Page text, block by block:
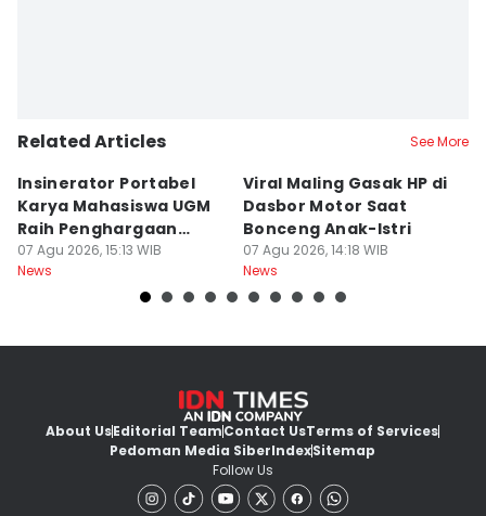
Related Articles See More
Insinerator Portabel
Karya Mahasiswa UGM
Raih Penghargaan
Internasional
07 Agu 2026, 15:13 WIB
News
Viral Maling Gasak HP di
Dasbor Motor Saat
Bonceng Anak-Istri
07 Agu 2026, 14:18 WIB
News
About UsEditorial TeamContact UsTerms of Services
Pedoman Media SiberIndexSitemap
Follow Us